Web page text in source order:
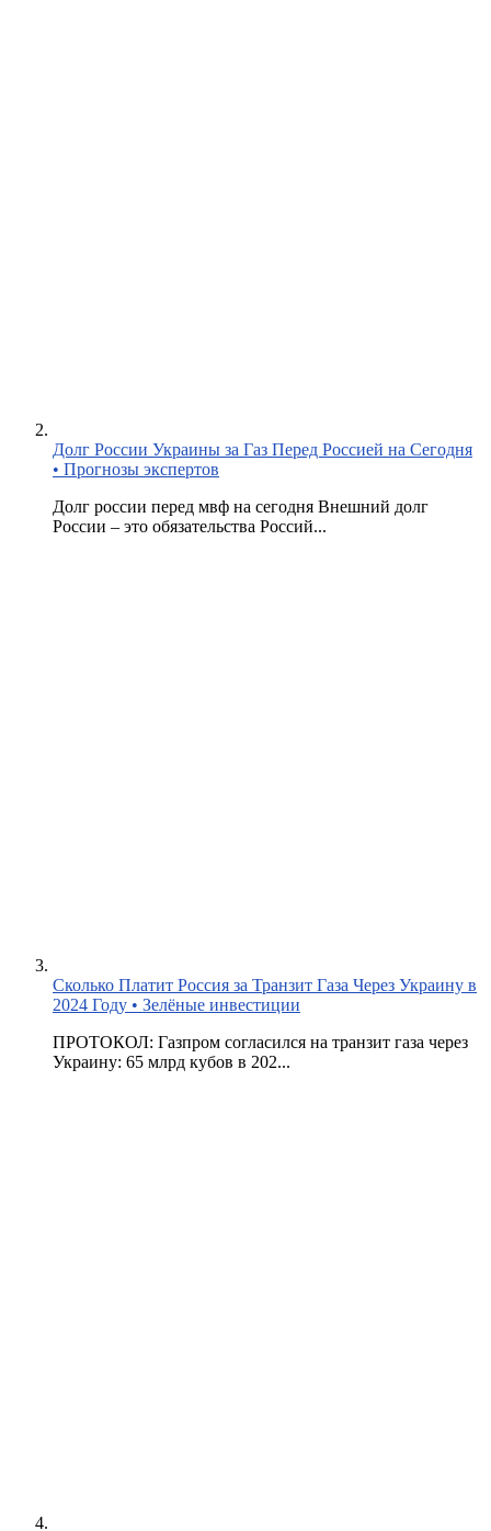
Долг России Украины за Газ Перед Россией на Сегодня
• Прогнозы экспертов
Долг россии перед мвф на сегодня Внешний долг
России – это обязательства Россий...
Сколько Платит Россия за Транзит Газа Через Украину в
2024 Году • Зелёные инвестиции
ПРОТОКОЛ: Газпром согласился на транзит газа через
Украину: 65 млрд кубов в 202...